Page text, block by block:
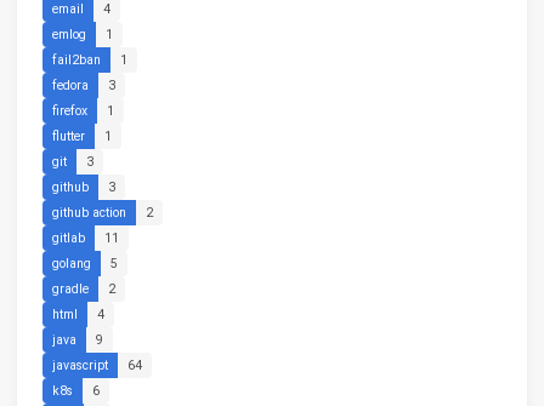
email
4
emlog
1
fail2ban
1
fedora
3
firefox
1
flutter
1
git
3
github
3
github action
2
gitlab
11
golang
5
gradle
2
html
4
java
9
javascript
64
k8s
6